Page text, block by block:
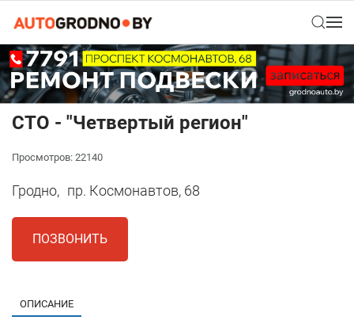
СТО - "Четвертый регион"
Просмотров: 22140
Гродно, пр. Космонавтов, 68
ПОЗВОНИТЬ
ОПИСАНИЕ